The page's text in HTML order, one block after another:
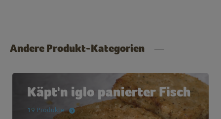
Andere Produkt-Kategorien
Käpt'n iglo panierter Fisch
19 Produkte